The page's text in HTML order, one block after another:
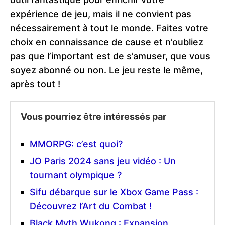
expérience de jeu, mais il ne convient pas
nécessairement à tout le monde. Faites votre
choix en connaissance de cause et n’oubliez
pas que l’important est de s’amuser, que vous
soyez abonné ou non. Le jeu reste le même,
après tout !
Vous pourriez être intéressés par
MMORPG: c’est quoi?
JO Paris 2024 sans jeu vidéo : Un
tournant olympique ?
Sifu débarque sur le Xbox Game Pass :
Découvrez l’Art du Combat !